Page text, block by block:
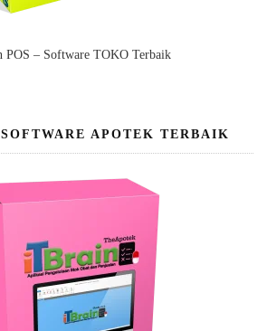
POS – Software TOKO Terbaik
APOTEK TERBAIK